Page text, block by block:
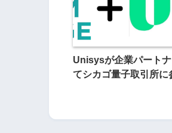
Unisysが企業パート
てシカゴ量子取引所に